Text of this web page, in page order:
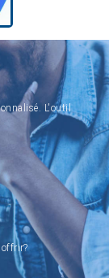
L'outil
offrir?